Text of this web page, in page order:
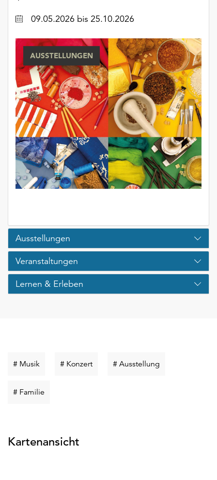
Datum09.05.2026 bis 25.10.2026
AUSSTELLUNGEN
Ausstellungen
Veranstaltungen
Lernen & Erleben
# MusikSchlüsselwort
# KonzertSchlüsselwort
# Ausstellung
# Familie
Kartenansicht